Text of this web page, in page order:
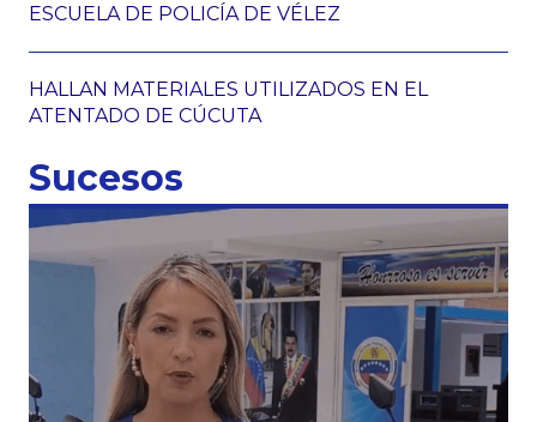
ESCUELA DE POLICÍA DE VÉLEZ
HALLAN MATERIALES UTILIZADOS EN EL
ATENTADO DE CÚCUTA
Sucesos